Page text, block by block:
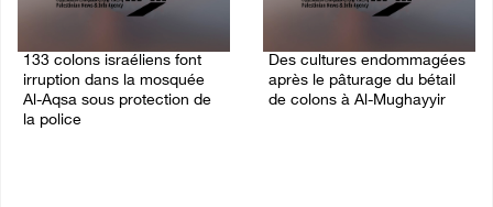
133 colons israéliens font
irruption dans la mosquée
Al-Aqsa sous protection de
la police
Des cultures endommagées
après le pâturage du bétail
de colons à Al-Mughayyir